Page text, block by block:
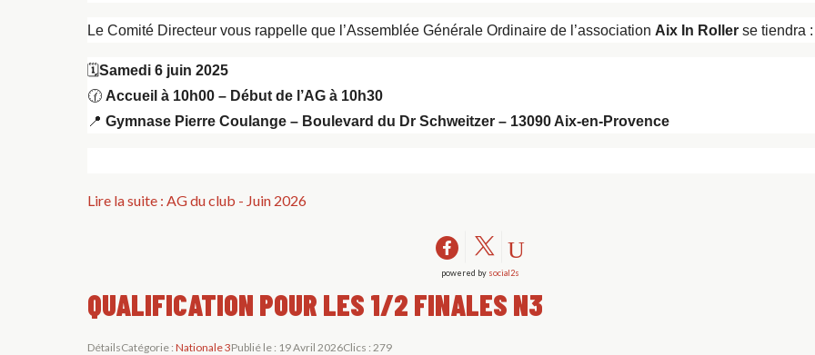
Le Comité Directeur vous rappelle que l’Assemblée Générale Ordinaire de l’association Aix In Roller se tiendra :
🗓️Samedi 6 juin 2025
🕜 Accueil à 10h00 – Début de l’AG à 10h30
📍 Gymnase Pierre Coulange – Boulevard du Dr Schweitzer – 13090 Aix-en-Provence
Lire la suite : AG du club - Juin 2026
powered by social2s
QUALIFICATION POUR LES 1/2 FINALES N3
DétailsCatégorie : Nationale 3Publié le : 19 Avril 2026Clics : 279